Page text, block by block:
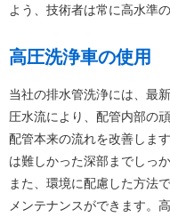
よう、技術者は常に高水準
高圧洗浄車の使用
当社の排水管洗浄には、最
圧水流により、配管内部の
配管本来の流れを改善しま
は難しかった深部までしっ
また、環境に配慮した方法
メンテナンスができます。